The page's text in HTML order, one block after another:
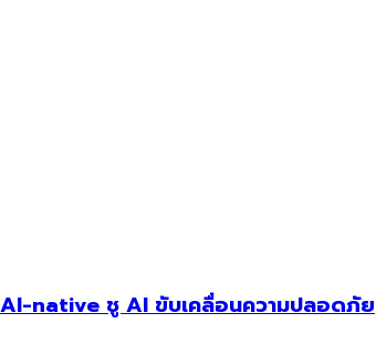
native ชู AI ขับเคลื่อนความปลอดภัย